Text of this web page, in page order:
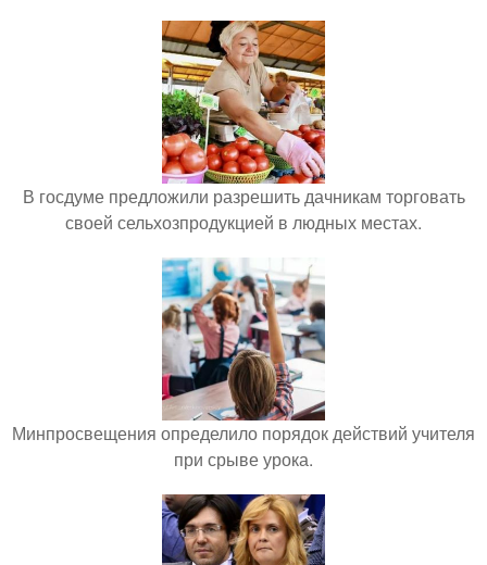
В госдуме предложили разрешить дачникам торговать
своей сельхозпродукцией в людных местах.
Минпросвещения определило порядок действий учителя
при срыве урока.